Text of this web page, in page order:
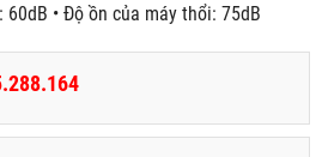
• Độ ồn của máy thổi: 75dB